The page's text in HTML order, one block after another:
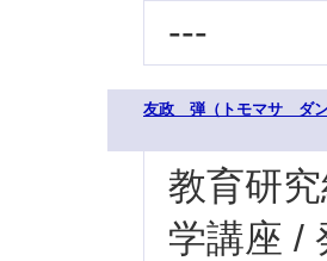
---
友政 弾（トモマサ ダン
教育研
学講座 /